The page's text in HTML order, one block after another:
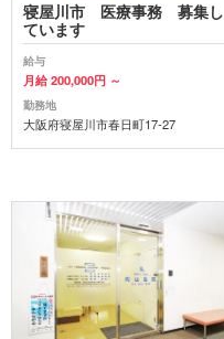
寝屋川市 医療事務 募集し
ています
給与
月給 200,000円 ～
勤務地
大阪府寝屋川市春日町17-27